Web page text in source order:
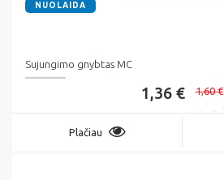
NUOLAIDA
Sujungimo gnybtas MC
1,36 € 1,60 €
Plačiau